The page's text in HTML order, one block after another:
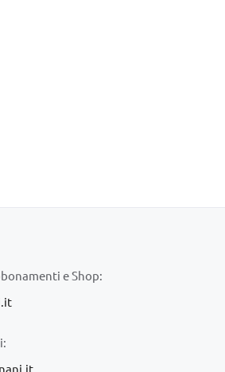
e Shop: